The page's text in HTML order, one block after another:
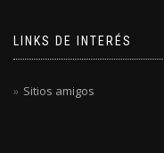
LINKS DE INTERÉS
Sitios amigos